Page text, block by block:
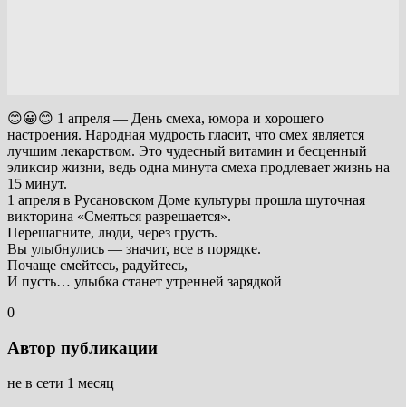
😊😀😊 1 апреля — День смеха, юмора и хорошего
настроения. Народная мудрость гласит, что смех является
лучшим лекарством. Это чудесный витамин и бесценный
эликсир жизни, ведь одна минута смеха продлевает жизнь на
15 минут.
1 апреля в Русановском Доме культуры прошла шуточная
викторина «Смеяться разрешается».
Перешагните, люди, через грусть.
Вы улыбнулись — значит, все в порядке.
Почаще смейтесь, радуйтесь,
И пусть… улыбка станет утренней зарядкой
0
Автор публикации
не в сети 1 месяц